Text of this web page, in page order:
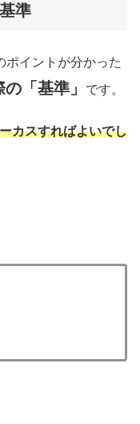
準
ポイントが分かった
「基準」 です。
カスすればよいでし